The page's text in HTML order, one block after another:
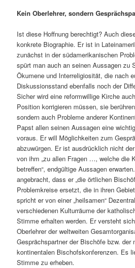
Kein Oberlehrer, sondern
Ist diese Hoffnung berechtigt? Auch
konkrete Biographie. Er ist in
zunächst in der südamerikanischen
spürt man auch an seinen Aussagen zu
Ökumene und Interreligiosität, die nach
Diskussionsstand ebenfalls noch der
Sicher wird eine reformwillige Kirche
Position korrigieren müssen, sie
sondern auch Probleme anderer
Papst allen seinen Aussagen eine
voraus. Er will Möglichkeiten zum
abzuwürgen. Er ist ausdrücklich nicht
von ihm „zu allen Fragen …, welche die
betreffen“, endgültige Aussagen
angebracht, dass er „die örtlichen
Problemkreise ersetzt, die in ihren
spricht er von einer „heilsamen“
verschiedenen Kulturräume der
Stimme erhalten werden. Er versteht
Oberlehrer der weltweiten
Gesprächspartner der Bischöfe bzw. der
kontinentalen Bischofskonferenzen. Es
Stimme zu erheben.